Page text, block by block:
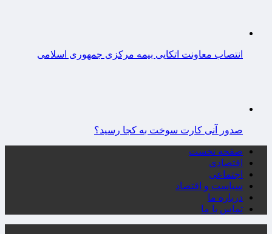
انتصاب معاونت اتکایی بیمه مرکزی جمهوری اسلامی
صدور آنی کارت سوخت به کجا رسید؟
صفحه نخست
اقتصادی
اجتماعی
سیاست و اقتصاد
درباره ما
تماس با ما